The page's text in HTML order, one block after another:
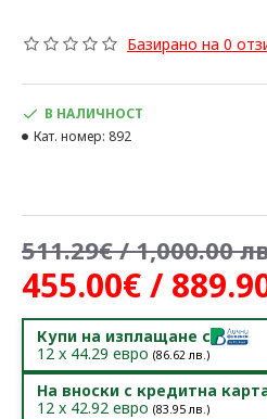
Базирано на 0
455.00€ /
511.29€ / 1,000.00
В НАЛИЧНОСТ
Кат. номер: 892
Купи на изплащане с
12 x 44.29 евро (86.62лв.)
На вноски с кредитна
12 x 42.92 евро (83.95лв.)